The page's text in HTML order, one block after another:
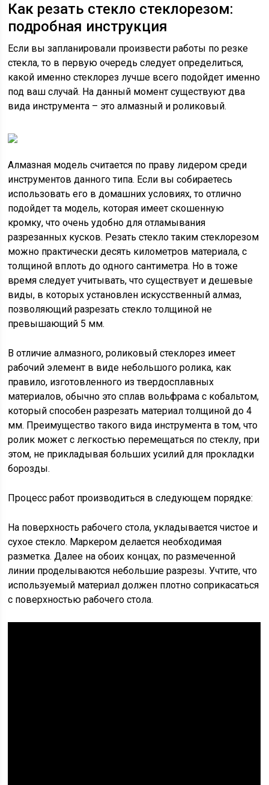
Как резать стекло стеклорезом:
подробная инструкция
Если вы запланировали произвести работы по резке
стекла, то в первую очередь следует определиться,
какой именно стеклорез лучше всего подойдет именно
под ваш случай. На данный момент существуют два
вида инструмента – это алмазный и роликовый.
Алмазная модель считается по праву лидером среди
инструментов данного типа. Если вы собираетесь
использовать его в домашних условиях, то отлично
подойдет та модель, которая имеет скошенную
кромку, что очень удобно для отламывания
разрезанных кусков. Резать стекло таким стеклорезом
можно практически десять километров материала, с
толщиной вплоть до одного сантиметра. Но в тоже
время следует учитывать, что существует и дешевые
виды, в которых установлен искусственный алмаз,
позволяющий разрезать стекло толщиной не
превышающий 5 мм.
В отличие алмазного, роликовый стеклорез имеет
рабочий элемент в виде небольшого ролика, как
правило, изготовленного из твердосплавных
материалов, обычно это сплав вольфрама с кобальтом,
который способен разрезать материал толщиной до 4
мм. Преимущество такого вида инструмента в том, что
ролик может с легкостью перемещаться по стеклу, при
этом, не прикладывая больших усилий для прокладки
борозды.
Процесс работ производиться в следующем порядке:
На поверхность рабочего стола, укладывается чистое и
сухое стекло. Маркером делается необходимая
разметка. Далее на обоих концах, по размеченной
линии проделываются небольшие разрезы. Учтите, что
используемый материал должен плотно соприкасаться
с поверхностью рабочего стола.